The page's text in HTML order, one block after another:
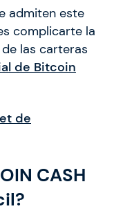
admiten este
complicarte la
las carteras
de Bitcoin
de
CASH